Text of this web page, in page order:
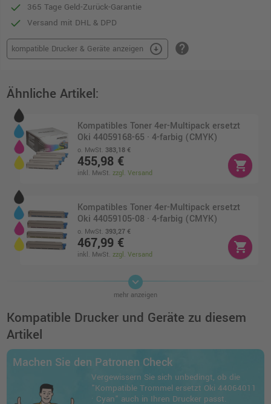
365 Tage Geld-Zurück-Garantie
Versand mit DHL & DPD
kompatible Drucker & Geräte anzeigen arrow_circle_down help
Ähnliche Artikel:
Kompatibles Toner 4er-Multipack ersetzt
Oki 44059168-65 · 4-farbig (CMYK)
o. MwSt. 383,18 €
455,98 €
inkl. MwSt.zzgl. Versand
shopping_cart
Kompatibles Toner 4er-Multipack ersetzt
Oki 44059105-08 · 4-farbig (CMYK)
o. MwSt. 393,27 €
467,99 €
inkl. MwSt.zzgl. Versand
shopping_cart
Kompatibles Toner 4er-Multipack ersetzt
Oki 44643004-01 · 4-farbig (CMYK)
o. MwSt.
646,99 €
Oki 44059256-53 · 4-farbig (CMYK)
o. MwSt. 397,47 €
keyboard_arrow_down
mehr anzeigen
Kompatible Drucker und Geräte zu diesem
Artikel
Machen Sie den Patronen Check
Vergewissern Sie sich unbedingt, ob die
"Kompatible Trommel ersetzt Oki 44064011
· Cyan" auch in Ihren Drucker passt.